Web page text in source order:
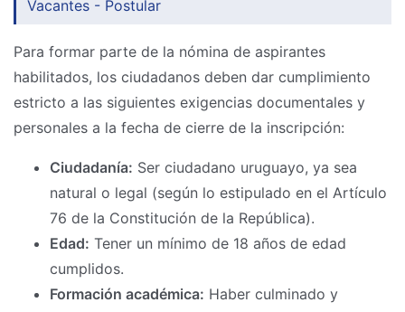
Vacantes - Postular
Para formar parte de la nómina de aspirantes
habilitados, los ciudadanos deben dar cumplimiento
estricto a las siguientes exigencias documentales y
personales a la fecha de cierre de la inscripción:
Ciudadanía: Ser ciudadano uruguayo, ya sea
natural o legal (según lo estipulado en el Artículo
76 de la Constitución de la República).
Edad: Tener un mínimo de 18 años de edad
cumplidos.
Formación académica: Haber culminado y